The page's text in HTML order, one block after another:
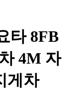
타 8FB
4M 자
게차